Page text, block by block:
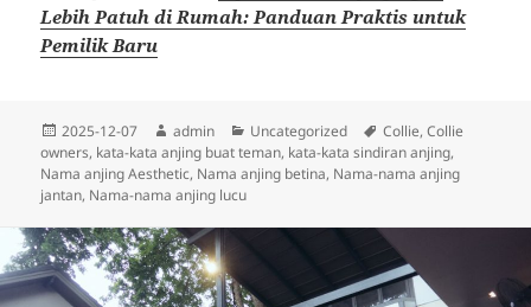
Lebih Patuh di Rumah: Panduan Praktis untuk
Pemilik Baru
Diposkan
pada
2025-12-07 Penulis
admin Kategori
Uncategorized Tag
Collie,Collie
owners, kata-kata anjing buat teman, kata-kata sindiran anjing,
Nama anjing Aesthetic, Nama anjing betina, Nama-nama anjing
jantan, Nama-nama anjing lucu